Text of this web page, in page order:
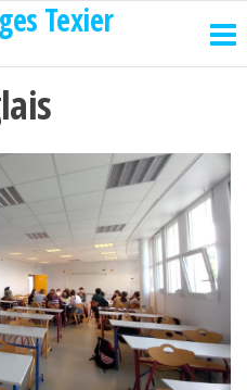
Texier